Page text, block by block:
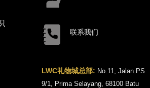
联系我们
LWC礼物城总部: No.11, Jalan PS
9/1, Prima Selayang, 68100 Batu